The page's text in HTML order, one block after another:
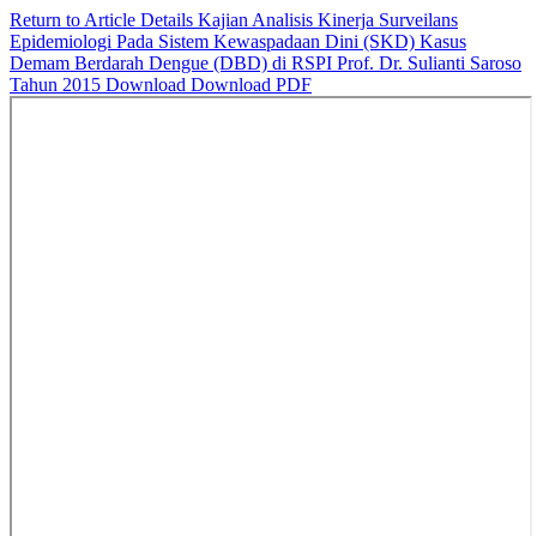
Return to Article Details Kajian Analisis Kinerja Surveilans
Epidemiologi Pada Sistem Kewaspadaan Dini (SKD) Kasus
Demam Berdarah Dengue (DBD) di RSPI Prof. Dr. Sulianti Saroso
Tahun 2015 Download Download PDF